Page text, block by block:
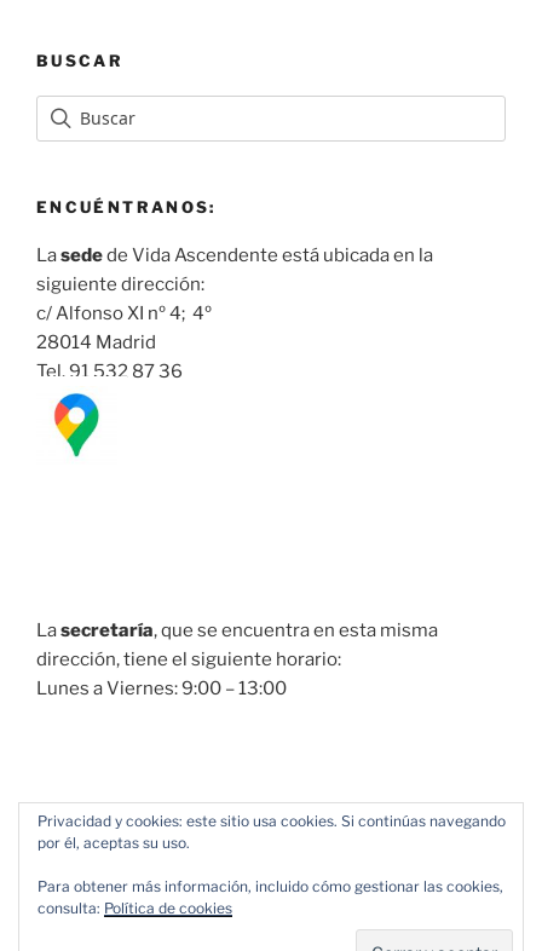
BUSCAR
ENCUÉNTRANOS:
Lasedede Vida Ascendente está ubicada en la
siguiente dirección:
c/ Alfonso XI nº 4; 4º
28014 Madrid
Tel. 91 532 87 36
Lasecretaría, que se encuentra en esta misma
dirección, tiene el siguiente horario:
Lunes a Viernes: 9:00 – 13:00
Privacidad y cookies: este sitio usa cookies. Si continúas navegando
por él, aceptas su uso.
Para obtener más información, incluido cómo gestionar las cookies,
consulta: Política de cookies